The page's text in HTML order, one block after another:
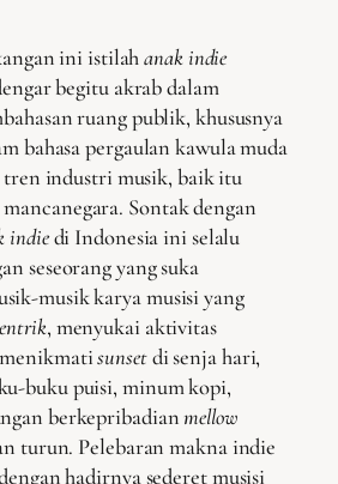
ini istilahanak indie
begitu akrab dalam
ruang publik, khususnya
bahasa pergaulan kawula muda
tren industri musik, baik itu
Sontak dengan
indiedi Indonesia ini selalu
seseorang yang suka
musik karya musisi yang
, menyukai aktivitas
sunsetdi senja hari,
buku puisi, minum kopi,
berkepribadianmellow
turun. Pelebaran makna indie
hadirnya sederet musisi